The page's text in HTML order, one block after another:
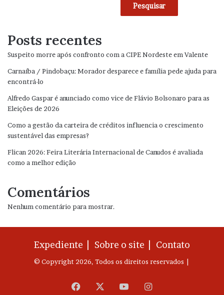
Pesquisar
Posts recentes
Suspeito morre após confronto com a CIPE Nordeste em Valente
Carnaíba / Pindobaçu: Morador desparece e família pede ajuda para
encontrá-lo
Alfredo Gaspar é anunciado como vice de Flávio Bolsonaro para as
Eleições de 2026
Como a gestão da carteira de créditos influencia o crescimento
sustentável das empresas?
Flican 2026: Feira Literária Internacional de Canudos é avaliada
como a melhor edição
Comentários
Nenhum comentário para mostrar.
Expediente | Sobre o site | Contato
© Copyright 2026, Todos os direitos reservados |
Facebook YouTubeInstagram